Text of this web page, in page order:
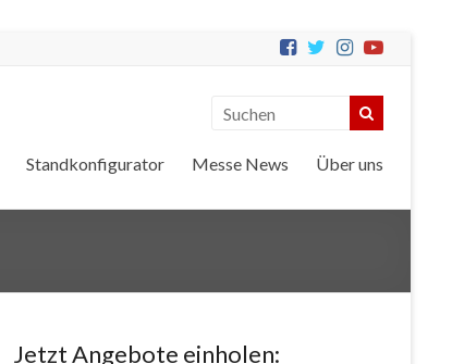
Standkonfigurator Messe News Über uns
Jetzt Angebote einholen: